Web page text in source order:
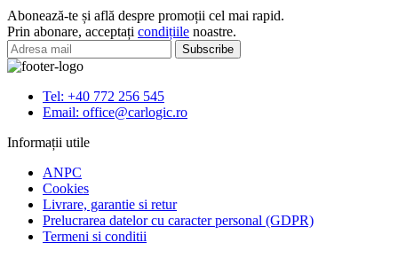
din
piele
ecologica
culoare
neagra,
compatibilitate
laptop
pana
la
15'6
inch
Abonează-te și află despre promoții cel mai rapid.
Prin abonare, acceptați condițiile noastre.
Tel: +40 772 256 545
Email: office@carlogic.ro
Informații utile
ANPC
Cookies
Livrare, garantie si retur
Prelucrarea datelor cu caracter personal (GDPR)
Termeni si conditii